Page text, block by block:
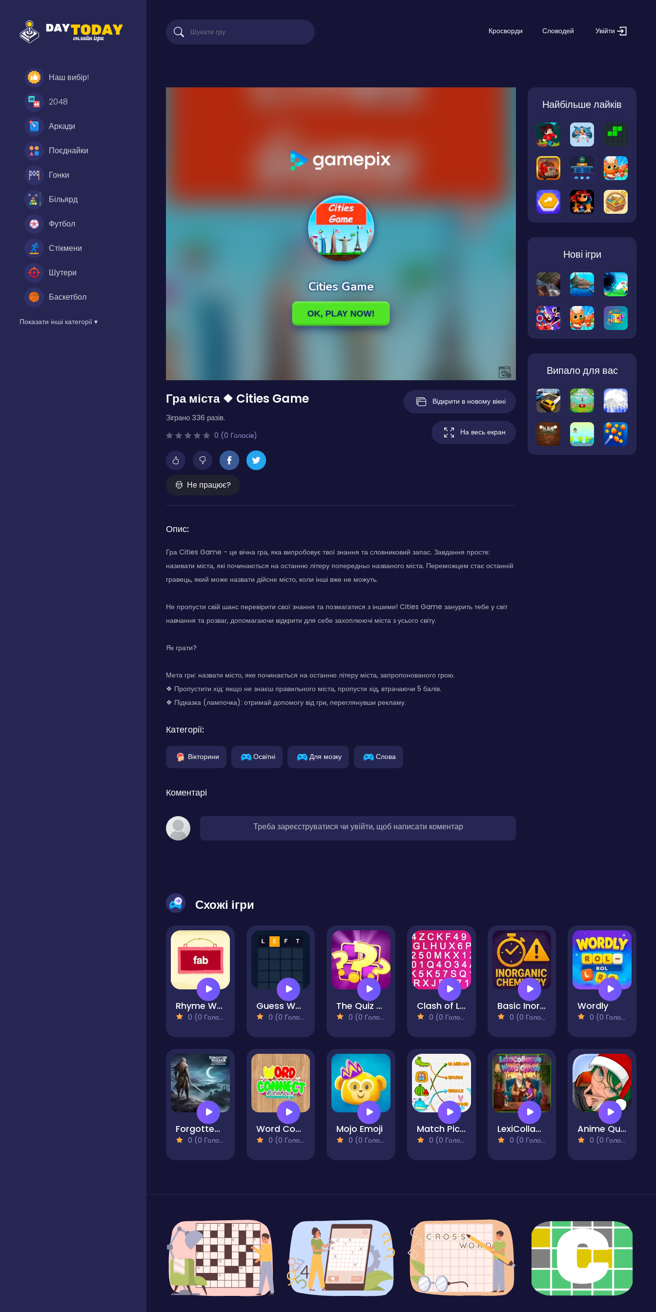
Наш вибір!
2048
Аркади
Поєднайки
Гонки
Більярд
Футбол
Стікмени
Шутери
Баскетбол
Показати інші категорії ▾
Кросворди Словодей Увійти
Гра міста ❖ Cities Game
Зіграно 336 разів.
0 (0 Голосів)
Не працює?
Відкрити в новому вікні
На весь екран
Опис:
Гра Cities Game - це вічна гра, яка випробовує твої знання та словниковий запас. Завдання просте:
називати міста, які починаються на останню літеру попередньо названого міста. Переможцем стає останній
гравець, який може назвати дійсне місто, коли інші вже не можуть.
Не пропусти свій шанс перевірити свої знання та позмагатися з іншими! Cities Game занурить тебе у світ
навчання та розваг, допомагаючи відкрити для себе захоплюючі міста з усього світу.
Як грати?
Мета гри: назвати місто, яке починається на останню літеру міста, запропонованого грою.
❖ Пропустити хід: якщо не знаєш правильного міста, пропусти хід, втрачаючи 5 балів.
❖ Підказка (лампочка): отримай допомогу від гри, переглянувши рекламу.
Категорії:
Вікторини Освітні Для мозку Слова
Коментарі
Треба зареєструватися чи увійти, щоб написати коментар
Найбільше лайків
Нові ігри
Випало для вас
Схожі ігри
Rhyme Workout
0 (0 Голосів)
Guess Word
0 (0 Голосів)
The Quiz Game
0 (0 Голосів)
Clash of Law
0 (0 Голосів)
Basic Inorganic Chemistry Quiz
0 (0 Голосів)
Wordly
0 (0 Голосів)
Forgotten Warrior Quest for Survival
0 (0 Голосів)
Word Connect Challenge
0 (0 Голосів)
Mojo Emoji
0 (0 Голосів)
Match Pictures to Words
0 (0 Голосів)
LexiCollapse: Word Quest
0 (0 Голосів)
Anime Quiz Party
0 (0 Голосів)